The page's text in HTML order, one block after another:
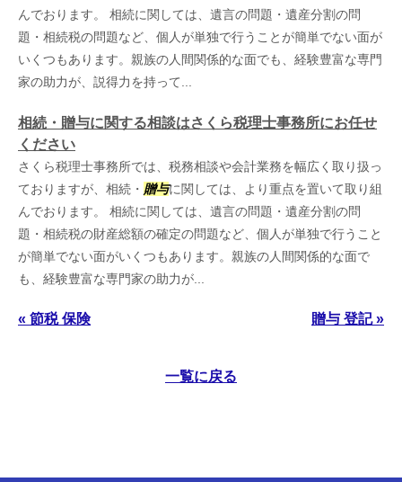
んでおります。 相続に関しては、遺言の問題・遺産分割の問
題・相続税の問題など、個人が単独で行うことが簡単でない面が
いくつもあります。親族の人間関係的な面でも、経験豊富な専門
家の助力が、説得力を持って...
相続・贈与に関する相談はさくら税理士事務所にお任せ
ください
さくら税理士事務所では、税務相談や会計業務を幅広く取り扱っ
ておりますが、相続・ 贈与に関しては、より重点を置いて取り組
んでおります。 相続に関しては、遺言の問題・遺産分割の問
題・相続税の財産総額の確定の問題など、個人が単独で行うこと
が簡単でない面がいくつもあります。親族の人間関係的な面で
も、経験豊富な専門家の助力が...
« 節税 保険 贈与 登記 »
一覧に戻る